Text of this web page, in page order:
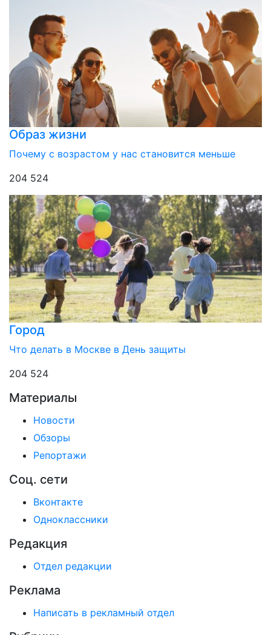
Образ жизни
Почему с возрастом у нас становится меньше
204 524
Город
Что делать в Москве в День защиты
204 524
Материалы
Новости
Обзоры
Репортажи
Соц. сети
Вконтакте
Одноклассники
Редакция
Отдел редакции
Реклама
Написать в рекламный отдел